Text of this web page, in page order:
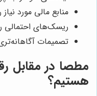
منابع مالی مورد
ریسک‌های احتمالی
تصمیمات
مطصا در مقابل
هستیم؟